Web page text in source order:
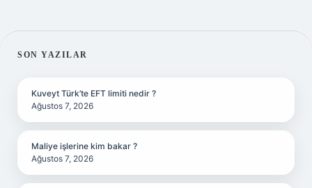
SIDEBAR
SON YAZILAR
Kuveyt Türk’te EFT limiti nedir ?
Ağustos 7, 2026
Maliye işlerine kim bakar ?
Ağustos 7, 2026